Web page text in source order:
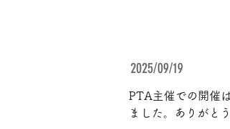
2025/09/19
PTA主催での開催
ました。ありがと